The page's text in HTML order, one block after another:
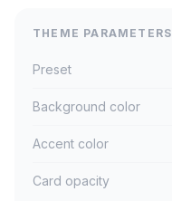
THEME PARAMETERS
Preset
Background color
Accent color
Card opacity